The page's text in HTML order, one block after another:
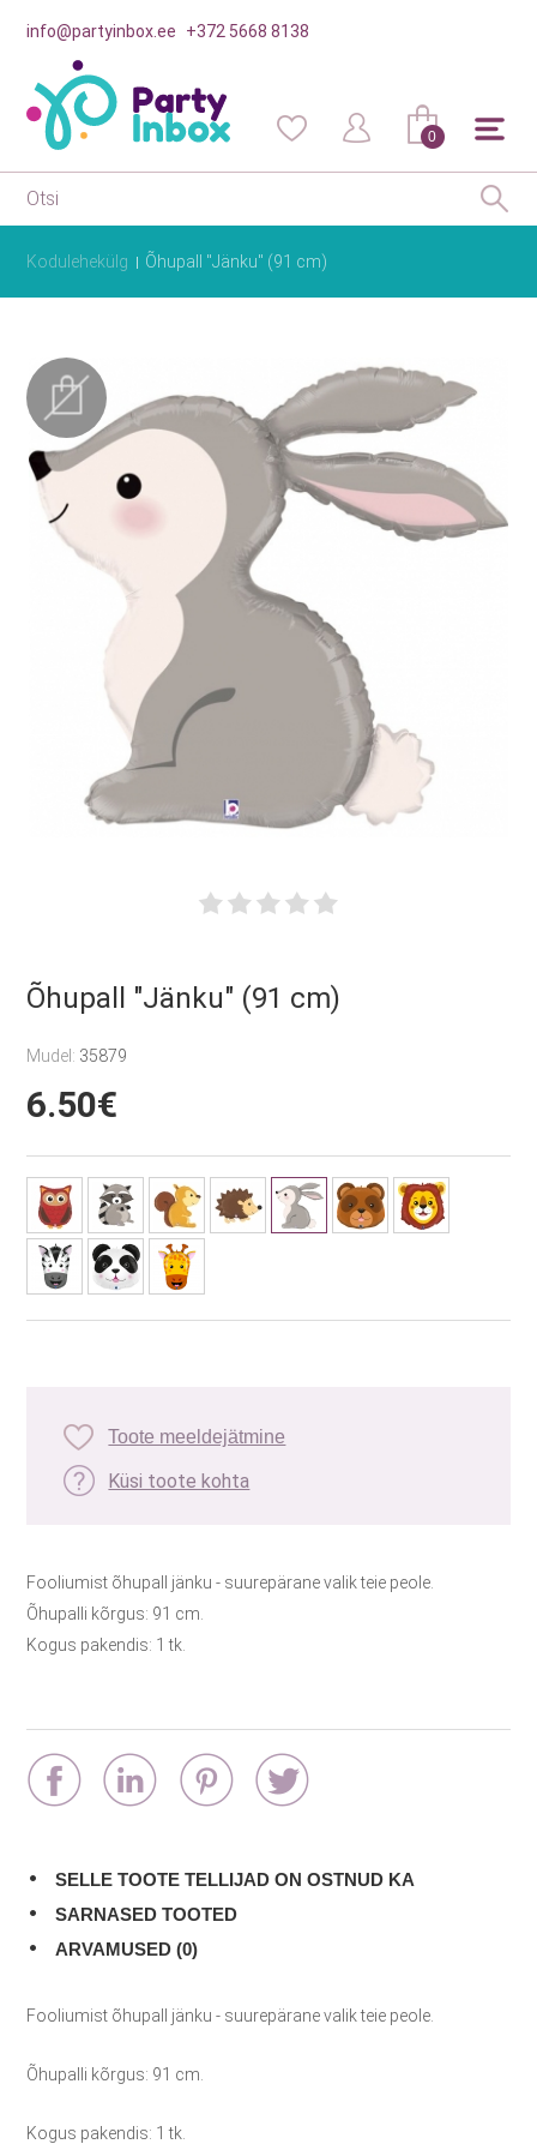
info@partyinbox.ee +372 5668 8138
0
Kodulehekülg Õhupall "Jänku" (91 cm)
Õhupall "Jänku" (91 cm)
Mudel: 35879
6.50€
Toote meeldejätmine
Küsi toote kohta
Fooliumist õhupall jänku - suurepärane valik teie peole.
Õhupalli kõrgus: 91 cm.
Kogus pakendis: 1 tk.
SELLE TOOTE TELLIJAD ON OSTNUD KA
SARNASED TOOTED
ARVAMUSED (0)
Fooliumist õhupall jänku - suurepärane valik teie peole.
Õhupalli kõrgus: 91 cm.
Kogus pakendis: 1 tk.